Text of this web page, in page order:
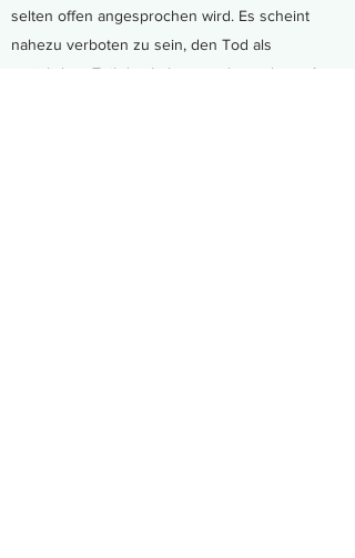
selten offen angesprochen wird. Es scheint
nahezu verboten zu sein, den Tod als
natürlichen Teil des Lebens zu betrachten. Aus